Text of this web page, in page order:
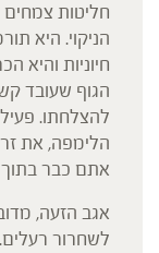
חליטות
הניקוי. היא
חיוניות והיא
הגוף שעובד
להצלחתו.
הלימפה, את
אתם כבר בתוך
אגב הזעה,
לשחרור